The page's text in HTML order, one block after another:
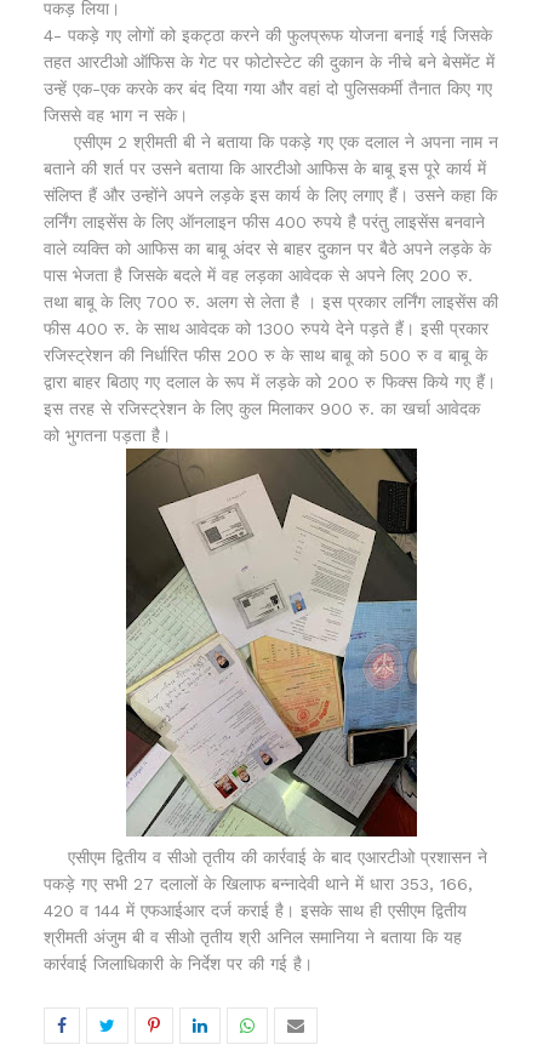
पकड़ लिया।
4- पकड़े गए लोगों को इकट्ठा करने की फुलप्रूफ योजना बनाई गई जिसके
तहत आरटीओ ऑफिस के गेट पर फोटोस्टेट की दुकान के नीचे बने बेसमेंट में
उन्हें एक-एक करके कर बंद दिया गया और वहां दो पुलिसकर्मी तैनात किए गए
जिससे वह भाग न सके।
एसीएम 2 श्रीमती बी ने बताया कि पकड़े गए एक दलाल ने अपना नाम न
बताने की शर्त पर उसने बताया कि आरटीओ आफिस के बाबू इस पूरे कार्य में
संलिप्त हैं और उन्होंने अपने लड़के इस कार्य के लिए लगाए हैं। उसने कहा कि
लर्निंग लाइसेंस के लिए ऑनलाइन फीस 400 रुपये है परंतु लाइसेंस बनवाने
वाले व्यक्ति को आफिस का बाबू अंदर से बाहर दुकान पर बैठे अपने लड़के के
पास भेजता है जिसके बदले में वह लड़का आवेदक से अपने लिए 200 रु.
तथा बाबू के लिए 700 रु. अलग से लेता है । इस प्रकार लर्निंग लाइसेंस की
फीस 400 रु. के साथ आवेदक को 1300 रुपये देने पड़ते हैं। इसी प्रकार
रजिस्ट्रेशन की निर्धारित फीस 200 रु के साथ बाबू को 500 रु व बाबू के
द्वारा बाहर बिठाए गए दलाल के रूप में लड़के को 200 रु फिक्स किये गए हैं।
इस तरह से रजिस्ट्रेशन के लिए कुल मिलाकर 900 रु. का खर्चा आवेदक
को भुगतना पड़ता है।
एसीएम द्वितीय व सीओ तृतीय की कार्रवाई के बाद एआरटीओ प्रशासन ने
पकड़े गए सभी 27 दलालों के खिलाफ बन्नादेवी थाने में धारा 353, 166,
420 व 144 में एफआईआर दर्ज कराई है। इसके साथ ही एसीएम द्वितीय
श्रीमती अंजुम बी व सीओ तृतीय श्री अनिल समानिया ने बताया कि यह
कार्रवाई जिलाधिकारी के निर्देश पर की गई है।